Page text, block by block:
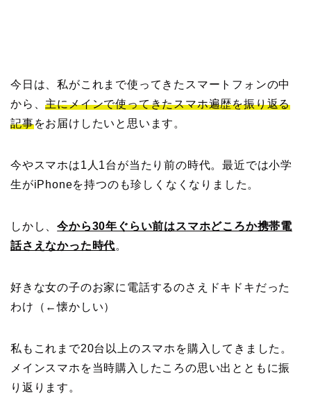
今日は、私がこれまで使ってきたスマートフォンの中
から、主にメインで使ってきたスマホ遍歴を振り返る
記事をお届けしたいと思います。
今やスマホは1人1台が当たり前の時代。最近では小学
生がiPhoneを持つのも珍しくなくなりました。
しかし、今から30年ぐらい前はスマホどころか携帯電
話さえなかった時代。
好きな女の子のお家に電話するのさえドキドキだった
わけ（←懐かしい）
私もこれまで20台以上のスマホを購入してきました。
メインスマホを当時購入したころの思い出とともに振
り返ります。